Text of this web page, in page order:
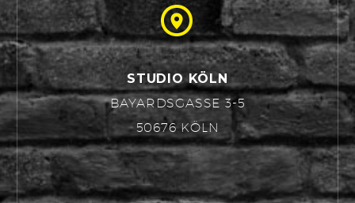


STUDIO KÖLN
BAYARDSGASSE 3-5
50676 KÖLN